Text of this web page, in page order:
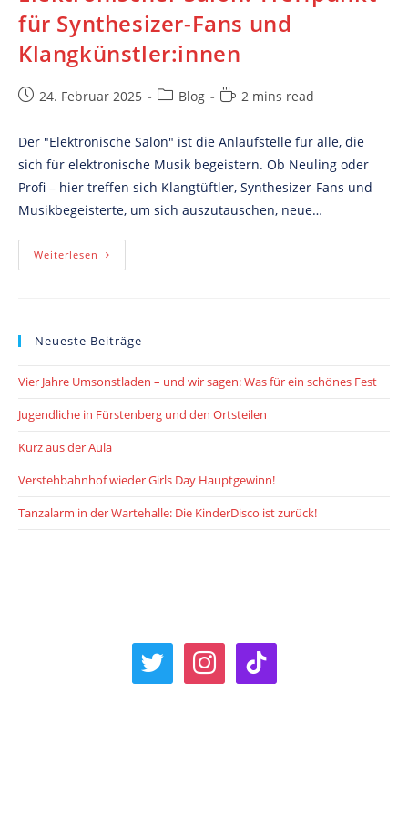
für Synthesizer-Fans und
Klangkünstler:innen
Post24. Februar 2025
PostBlog
Reading
2 mins read
Der "Elektronische Salon" ist die Anlaufstelle für alle, die
sich für elektronische Musik begeistern. Ob Neuling oder
Profi – hier treffen sich Klangtüftler, Synthesizer-Fans und
Musikbegeisterte, um sich auszutauschen, neue…
Weiterlesen Elektronischer
Salon:
Klangkünstler:innen
Neueste Beiträge
Vier Jahre Umsonstladen – und wir sagen: Was für ein schönes Fest
Jugendliche in Fürstenberg und den Ortsteilen
Kurz aus der Aula
Verstehbahnhof wieder Girls Day Hauptgewinn!
Tanzalarm in der Wartehalle: Die KinderDisco ist zurück!
twitter instagram tiktok